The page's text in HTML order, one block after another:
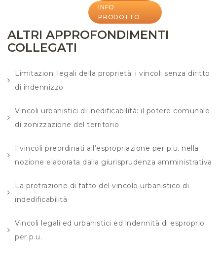
INFO
PRODOTTO
ALTRI APPROFONDIMENTI
COLLEGATI
Limitazioni legali della proprietà: i vincoli senza diritto
di indennizzo
Vincoli urbanistici di inedificabilità: il potere comunale
di zonizzazione del territorio
I vincoli preordinati all’espropriazione per p.u. nella
nozione elaborata dalla giurisprudenza amministrativa
La protrazione di fatto del vincolo urbanistico di
indedificabilità
Vincoli legali ed urbanistici ed indennità di esproprio
per p.u.